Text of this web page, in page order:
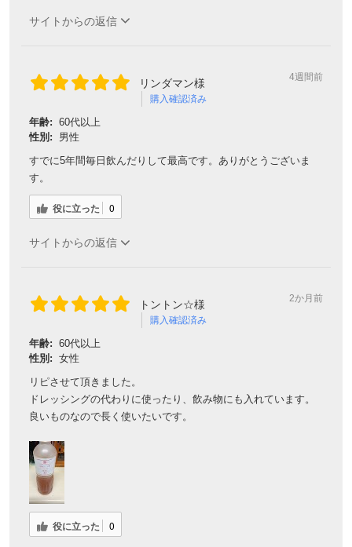
サイトからの返信
リンダマン様
購入確認済み
4週間前
年齢: 60代以上
性別:
男性
すでに5年間毎日飲んだりして最高です。ありがとうございま
す。
役に立った 0
サイトからの返信
トントン☆様
購入確認済み
2か月前
年齢: 60代以上
性別: 女性
リピさせて頂きました。
ドレッシングの代わりに使ったり、飲み物にも入れています。
良いものなので長く使いたいです。
役に立った 0